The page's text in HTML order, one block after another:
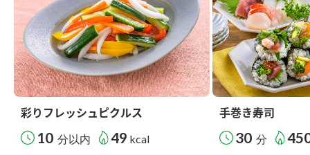
彩りフレッシュピクルス
10 分以内 49 kcal
手巻き寿司
30 分